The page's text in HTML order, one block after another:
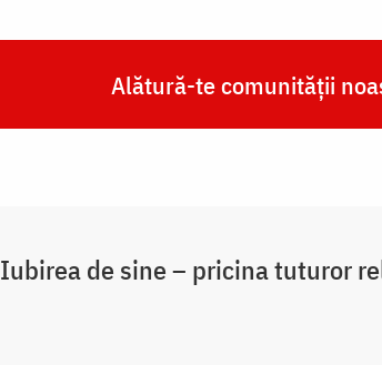
Alătură-te comunității
Iubirea de sine – pricina tuturor